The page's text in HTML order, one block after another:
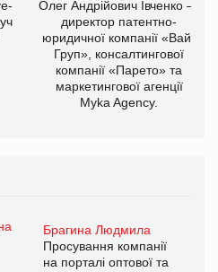
Олег Андрійович Івченко —
директор патентно-
юридичної компанії «Вайз
Груп», консалтингової
компанії «Парето» та
маркетингової агенції
Myka Agency.
Брагина Людмила
Просування компанії
на порталі оптової та